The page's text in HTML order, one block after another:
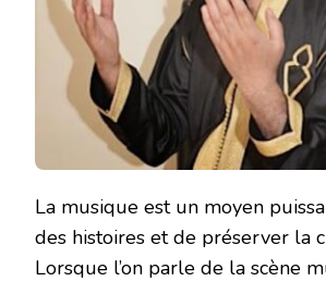
La musique est un moyen
des histoires et de préserver la
Lorsque l’on parle de la scène